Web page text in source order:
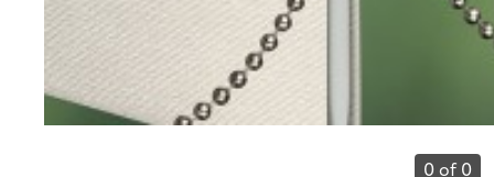
0 of 0